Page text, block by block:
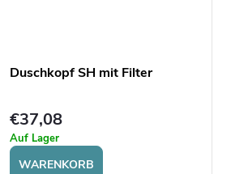
Duschkopf SH mit Filter
€37,08
Auf Lager
WARENKORB